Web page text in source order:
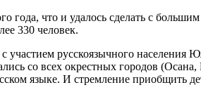
что и удалось сделать с
330 человек.
русскоязычного
со всех окрестных городов
языке. И стремление приобщить